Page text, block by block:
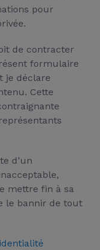
pour
de contracter
formulaire
je déclare
Cette
d’un
mettre fin à sa
le bannir de tout